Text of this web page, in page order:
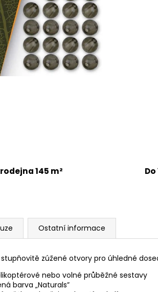
145 m²
Ostatní informace
zúžené otvory pro úhledné
nebo volné průběžné sestavy
barva „Naturals”